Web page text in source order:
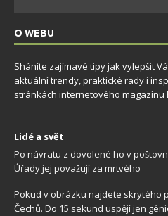
O WEBU
Sháníte zajímavé tipy jak vylepšit
aktuální trendy, praktické rady i
stránkách internetového magazínu
Lidé a svět
Po návratu z dovolené ho v
Úřady jej považují za mrtvého
Pokud v obrázku najdete skrytého
Čechů. Do 15 sekund uspějí jen